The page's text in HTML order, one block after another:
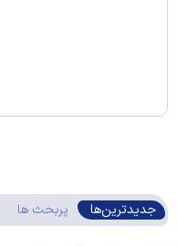
جدیدترین‌ها پربحث ها